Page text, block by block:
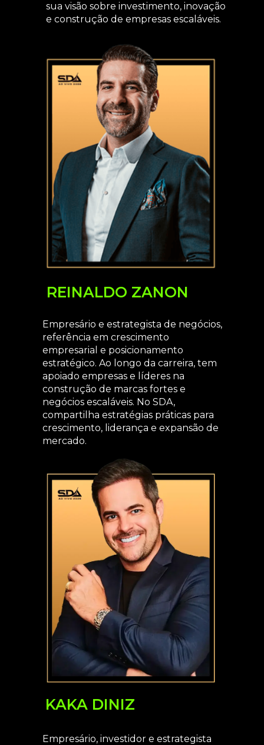
sua visão sobre investimento, inovação
e construção de empresas escaláveis.
REINALDO ZANON
Empresário e estrategista de negócios,
referência em crescimento
empresarial e posicionamento
estratégico. Ao longo da carreira, tem
apoiado empresas e líderes na
construção de marcas fortes e
negócios escaláveis. No SDA,
compartilha estratégias práticas para
crescimento, liderança e expansão de
mercado.
KAKA DINIZ
Empresário, investidor e estrategista